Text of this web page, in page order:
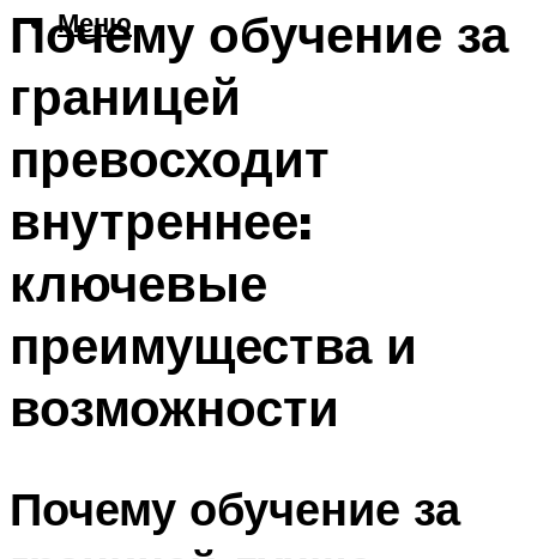
Меню
Почему обучение за
границей
превосходит
внутреннее:
ключевые
преимущества и
возможности
Почему обучение за